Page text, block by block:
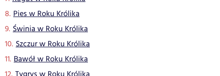
Pies w Roku Królika
Świnia w Roku Królika
Szczur w Roku Królika
Bawół w Roku Królika